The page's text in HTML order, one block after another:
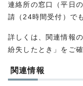
連絡所の窓口（平日
請（24時間受付）で
詳しくは、関連情報
紛失したとき」をご
関連情報